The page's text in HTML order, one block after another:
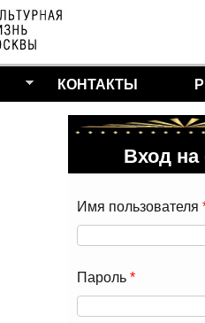
КОНТАКТЫ
Вход на
Имя пользователя
Пароль *